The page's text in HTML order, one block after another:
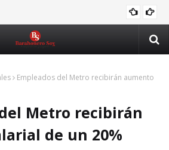
recibe delegación de la FED y escucha
estudiantiles
fortalece la protección de las mujeres,
violencia
Empleados del Metro recibirán aumento
Metro recibirán
de un 20%